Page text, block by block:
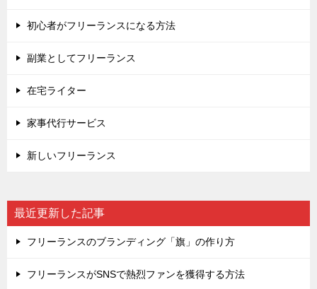
初心者がフリーランスになる方法
副業としてフリーランス
在宅ライター
家事代行サービス
新しいフリーランス
最近更新した記事
フリーランスのブランディング「旗」の作り方
フリーランスがSNSで熱烈ファンを獲得する方法